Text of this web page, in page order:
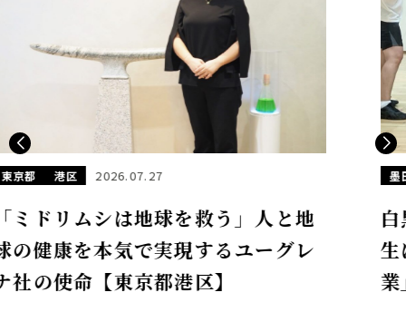
墨田区 東京都 2026.07.22
白黒だった夢がカラーになった。人
生に彩りを生む「生きがい創造企
業」の挑戦【東京都墨田区】